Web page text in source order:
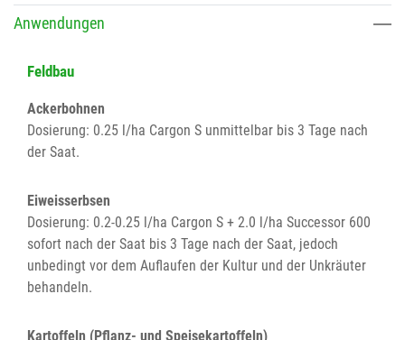
Anwendungen
Feldbau
Ackerbohnen
Dosierung: 0.25 l/ha Cargon S unmittelbar bis 3 Tage nach
der Saat.
Eiweisserbsen
Dosierung: 0.2-0.25 l/ha Cargon S + 2.0 l/ha Successor 600
sofort nach der Saat bis 3 Tage nach der Saat, jedoch
unbedingt vor dem Auflaufen der Kultur und der Unkräuter
behandeln.
Kartoffeln (Pflanz- und Speisekartoffeln)